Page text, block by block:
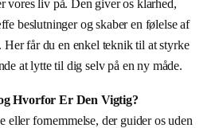
vores liv på. Den giver os klarhed,
beslutninger og skaber en følelse af
Her får du en enkel teknik til at styrke
at lytte til dig selv på en ny måde.
Hvorfor Er Den Vigtig?
eller fornemmelse, der guider os uden